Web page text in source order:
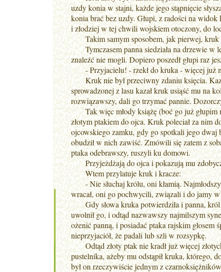
uzdy konia w stajni, każde jego stąpnięcie
konia brać bez uzdy. Głupi, z radości na
i złodziej w tej chwili wojskiem otoczony, do
Takim samym sposobem, jak pierwej, kruk
Tymczasem panna siedziała na drzewie w
znaleźć nie mogli. Dopiero poszedł głupi raz
- Przyjacielu! - rzekł do kruka - więcej już
Kruk nie był przeciwny zdaniu księcia.
sprowadzonej z lasu kazał kruk usiąść mu na
rozwiązawszy, dali go trzymać pannie.
Tak więc młody książę (boć go już głupim
złotym ptakiem do ojca. Kruk poleciał za nim
ojcowskiego zamku, gdy go spotkali jego dwaj
obudził w nich zawiść. Zmówili się zatem z
ptaka odebrawszy, ruszyli ku domowi.
Przyjeżdżają do ojca i pokazują mu
Wtem przylatuje kruk i kracze:
- Nie słuchaj królu, oni kłamią. Najmłodszy
wracał, oni go pochwycili, związali i do jamy
Gdy słowa kruka potwierdziła i panna, król
uwolnił go, i odtąd nazwawszy najmilszym
ożenić panną, i posiadać ptaka rajskim
nieprzyjaciół, że padali lub szli w rozsypkę.
Odtąd złoty ptak nie kradł już więcej złotych
pustelnika, ażeby mu odstąpił kruka, którego,
był on rzeczywiście jednym z